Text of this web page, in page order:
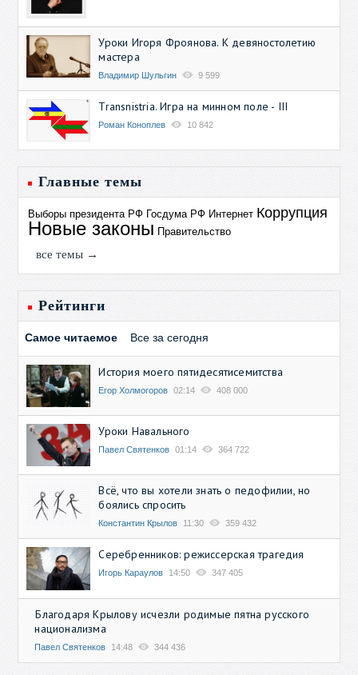
Уроки Игоря Фроянова. К девяностолетию
мастера
Владимир Шульгин 9 599
Transnistria. Игра на минном поле - III
Роман Коноплев 10 842
Главные темы
Выборы президента РФ Госдума РФ Интернет Коррупция
Новые законы Правительство
все темы →
Рейтинги
Самое читаемое Все за сегодня
История моего пятидесятисемитства
Егор Холмогоров 02:14 408 000
Уроки Навального
Павел Святенков 01:14 364 722
Всё, что вы хотели знать о педофилии, но
боялись спросить
Константин Крылов 11:30 359 432
Серебренников: режиссерская трагедия
Игорь Караулов 14:50 347 405
Благодаря Крылову исчезли родимые пятна русского
национализма
Павел Святенков 14:48 344 436